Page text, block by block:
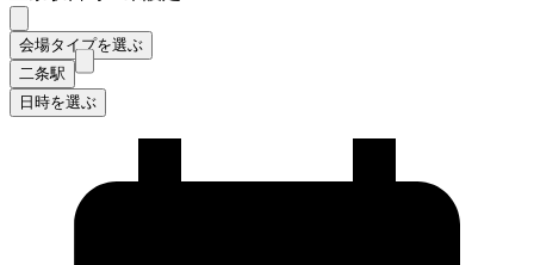
会場タイプを選ぶ
二条駅
日時を選ぶ